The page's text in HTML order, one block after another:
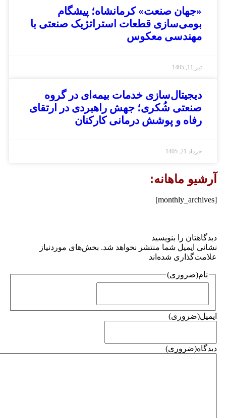
«جهان صنعت» کرمانشاه؛ پیشگام
بومی‌سازی قطعات استراتژیک صنعتی با
مهندسی معکوس
دیجیتال‌سازی خدمات بیمه‌ای در گروه
صنعتی شُکری؛ جهش راهبردی در ارتقای
رفاه و پوشش درمانی کارکنان
ماهانه:
را بنویسید
ایمیل شما منتشر نخواهد شد. بخش‌های موردنیاز
شده‌اند
(ضروری)
(ضروری)
(ضروری)